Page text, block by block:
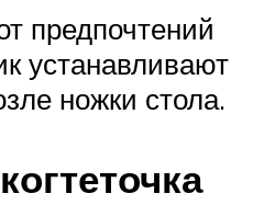
предпочтений
устанавливают
ножки стола.